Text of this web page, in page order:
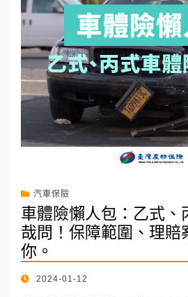
汽車保險
車體險懶人包：乙式、
哉問！保障範圍、理賠
你。
POSTED
2024-01-12